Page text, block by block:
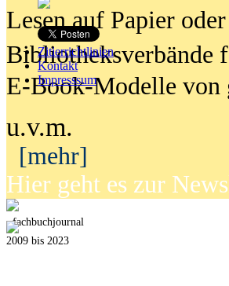
Zitierrichtlinien
Kontakt
Impresssum
Lesen auf Papier
Bibliotheksverbände
E-Book-Modelle von
u.v.m.
[mehr]
Hier geht es zur
fachbuchjournal
2009 bis 2023